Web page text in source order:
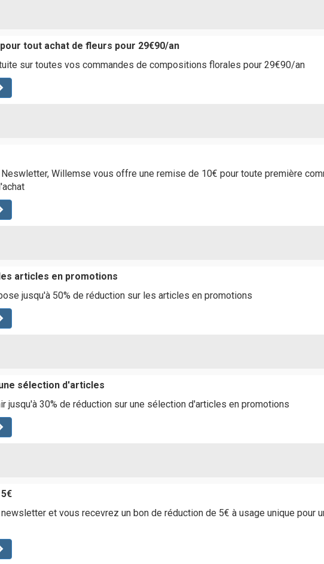
tout achat de fleurs pour 29€90/an
sur toutes vos commandes de compositions florales pour 29€90/an
Willemse vous offre une remise de 10€ pour toute première
articles en promotions
jusqu'à 50% de réduction sur les articles en promotions
sélection d'articles
jusqu'à 30% de réduction sur une sélection d'articles en promotions
et vous recevrez un bon de réduction de 5€ à usage unique pour